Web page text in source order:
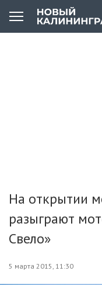
На открытии
разыграют
Свело»
5 марта 2015, 11:30